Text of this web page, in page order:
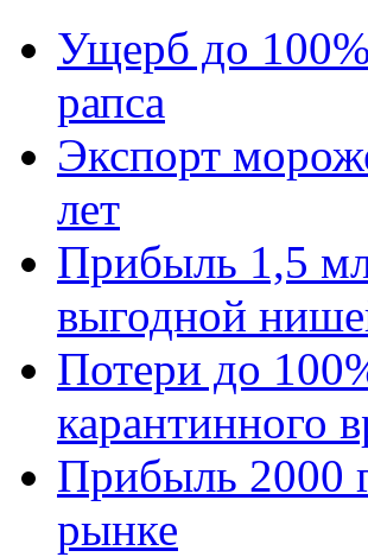
Ущерб до
рапса
Экспорт
лет
Прибыль 1,5
выгодной
Потери до
карантинного
Прибыль 2000
рынке